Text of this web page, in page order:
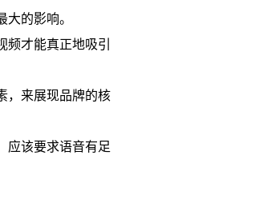
的影响。
才能真正地吸引
，来展现品牌的核
应该要求语音有足